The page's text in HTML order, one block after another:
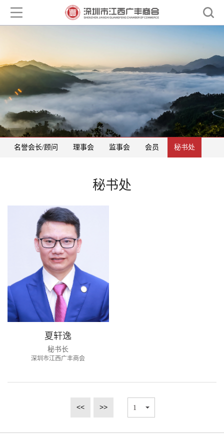
名誉会长/顾问 理事会 监事会 会员 秘书处
秘书处
夏轩逸
秘书长
深圳市江西广丰商会
<< >>